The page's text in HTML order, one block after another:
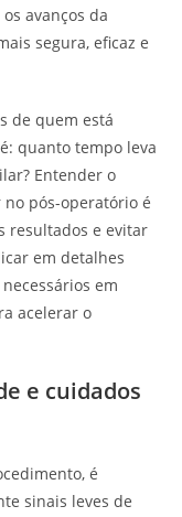
avanços da
segura, eficaz e
de quem está
quanto tempo leva
Entender o
pós-operatório é
resultados e evitar
em detalhes
em
acelerar o
e cuidados
é
sinais leves de